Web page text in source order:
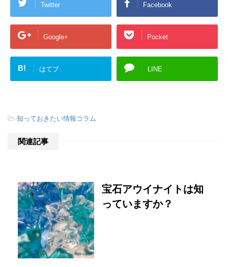
Twitter Facebook
Google+ Pocket
B! はてブ LINE
-知っておきたい情報コラム
関連記事
宝石アウイナイトは知
っていますか？